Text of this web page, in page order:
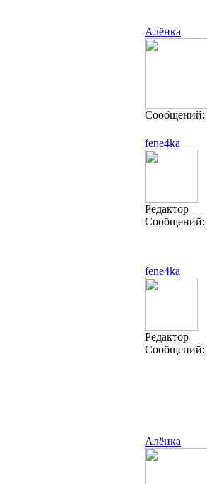
Алёнка
Сообщений:
fene4ka
Редактор
Сообщений:
fene4ka
Редактор
Сообщений:
Алёнка